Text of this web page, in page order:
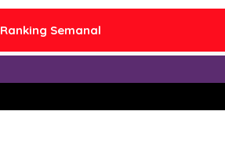
Ranking Semanal